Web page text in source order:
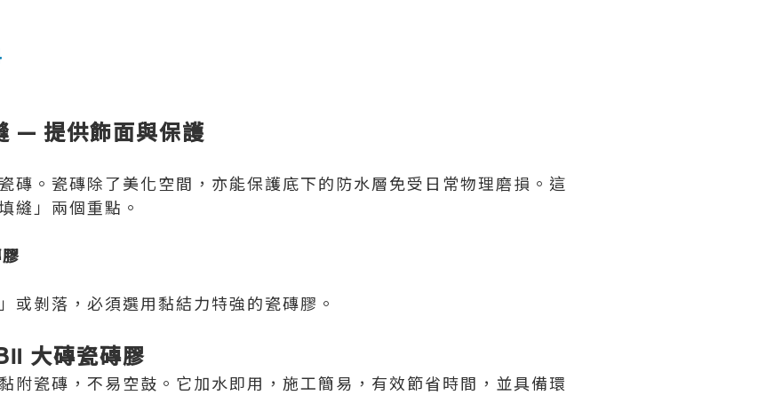
— 提供飾面與保護
磚。瓷磚除了美化空間，亦能保護底下的防水層免受日常物理磨損。這
縫」兩個重點。
或剝落，必須選用黏結力特強的瓷磚膠。
大磚瓷磚膠
附瓷磚，不易空鼓。它加水即用，施工簡易，有效節省時間，並具備環